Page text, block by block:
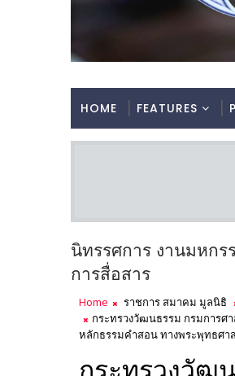
HOME FEATURES
นิทรรศการ งานมหกร
การสื่อสาร
Home ราชการ สมาคม มูลนิธิ
กระทรวงวัฒนธรรม กรมการศ
หลักธรรมคำสอน ทางพระพุทธศ